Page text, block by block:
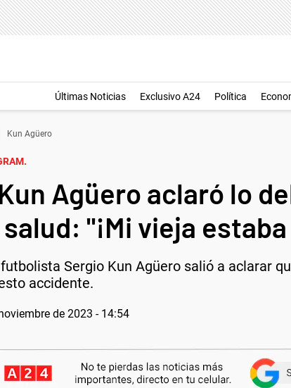
Últimas Noticias Exclusivo A24 Política
Kun Agüero
Agüero aclaró lo
"¡Mi vieja
Sergio Kun Agüero salió a aclarar
accidente.
de 2023 - 14:54